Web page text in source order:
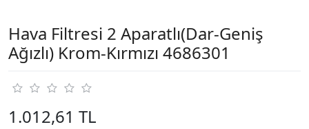
Hava Filtresi 2 Aparatlı(Dar-Geniş
Ağızlı) Krom-Kırmızı 4686301
1.012,61 TL